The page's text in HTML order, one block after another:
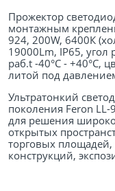
Прожектор
монтажным
924, 200W, 6400К
19000Lm, IP65, угол
раб.t -40°C - +40°C,
литой под
Ультратонкий
поколения Feron
для решения
открытых
торговых
конструкций,